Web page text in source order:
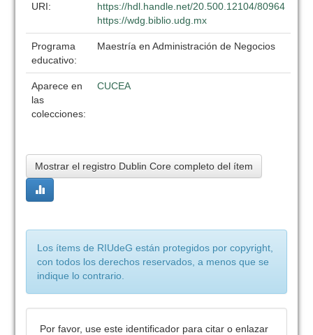
URI:
https://hdl.handle.net/20.500.12104/80964
https://wdg.biblio.udg.mx
Programa
educativo:
Maestría en Administración de Negocios
Aparece en
las
colecciones:
CUCEA
Mostrar el registro Dublin Core completo del ítem
Los ítems de RIUdeG están protegidos por copyright,
con todos los derechos reservados, a menos que se
indique lo contrario.
Por favor, use este identificador para citar o enlazar